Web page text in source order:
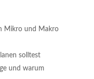
Mikro und Makro
solltest
und warum